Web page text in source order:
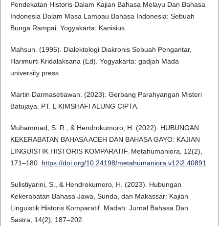
Pendekatan Historis Dalam Kajian Bahasa Melayu Dan Bahasa
Indonesia Dalam Masa Lampau Bahasa Indonesia: Sebuah
Bunga Rampai. Yogyakarta: Kanisius.
Mahsun. (1995). Dialektologi Diakronis Sebuah Pengantar,
Harimurti Kridalaksana (Ed). Yogyakarta: gadjah Mada
university press.
Martin Darmasetiawan. (2023). Gerbang Parahyangan Misteri
Batujaya. PT. L KIMSHAFI ALUNG CIPTA.
Muhammad, S. R., & Hendrokumoro, H. (2022). HUBUNGAN
KEKERABATAN BAHASA ACEH DAN BAHASA GAYO: KAJIAN
LINGUISTIK HISTORIS KOMPARATIF. Metahumaniora, 12(2),
171–180. https://doi.org/10.24198/metahumaniora.v12i2.40891
Sulistiyarini, S., & Hendrokumoro, H. (2023). Hubungan
Kekerabatan Bahasa Jawa, Sunda, dan Makassar: Kajian
Linguistik Historis Komparatif. Madah: Jurnal Bahasa Dan
Sastra, 14(2), 187–202.